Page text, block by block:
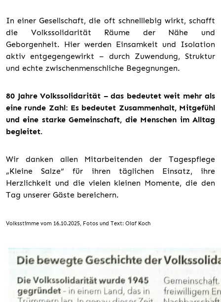
In einer Gesellschaft, die oft schnelllebig wirkt, schafft
die Volkssolidarität Räume der Nähe und
Geborgenheit. Hier werden Einsamkeit und Isolation
aktiv entgegengewirkt – durch Zuwendung, Struktur
und echte zwischenmenschliche Begegnungen.
80 Jahre Volkssolidarität – das bedeutet weit mehr als
eine runde Zahl: Es bedeutet Zusammenhalt, Mitgefühl
und eine starke Gemeinschaft, die Menschen im Alltag
begleitet.
Wir danken allen Mitarbeitenden der Tagespflege
„Kleine Salze“ für ihren täglichen Einsatz, ihre
Herzlichkeit und die vielen kleinen Momente, die den
Tag unserer Gäste bereichern.
Volksstimme vom 16.10.2025, Fotos und Text: Olaf Koch